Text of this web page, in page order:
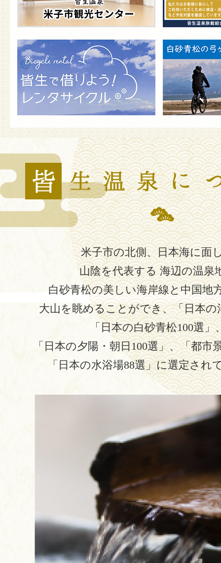
米子市の北側、日本海に面
山陰を代表する 海辺の温泉
白砂青松の美しい海岸線と中国地
大山を眺めることができ、「日本の
「日本の白砂青松100選」
「日本の夕陽・朝日100選」、「都市
「日本の水浴場88選」に選定され